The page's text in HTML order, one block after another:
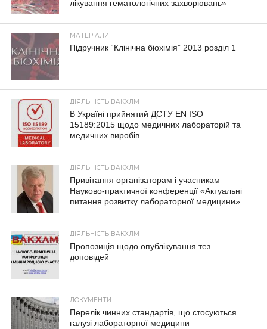
лікування гематологічних захворювань»
МАТЕРІАЛИ
Підручник “Клінічна біохімія” 2013 розділ 1
ДІЯЛЬНІСТЬ ВАКХЛМ
В Україні прийнятий ДСТУ EN ISO
15189:2015 щодо медичних лабораторій та
медичних виробів
ДІЯЛЬНІСТЬ ВАКХЛМ
Привітання організаторам і учасникам
Науково-практичної конференції «Актуальні
питання розвитку лабораторної медицини»
ДІЯЛЬНІСТЬ ВАКХЛМ
Пропозиція щодо опублікування тез
доповідей
ДОКУМЕНТИ
Перелік чинних стандартів, що стосуються
галузі лабораторної медицини